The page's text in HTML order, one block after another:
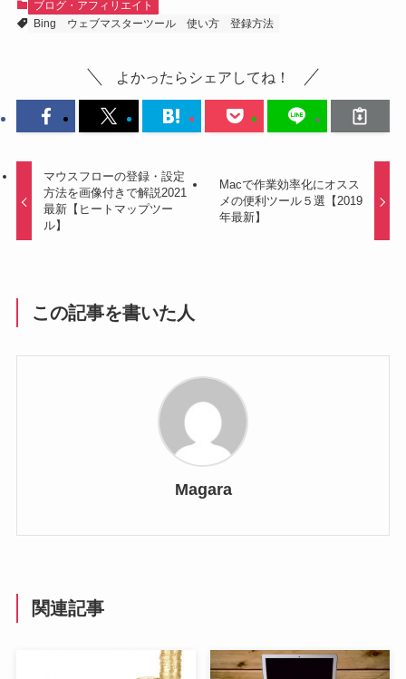
ブログ・アフィリエイト
Bing
ウェブマスターツール 使い方 登録方法
よかったらシェアしてね！
マウスフローの登録・設定
方法を画像付きで解説2021
最新【ヒートマップツー
ル】
Macで作業効率化にオスス
メの便利ツール５選【2019
年最新】
この記事を書いた人
Magara
関連記事